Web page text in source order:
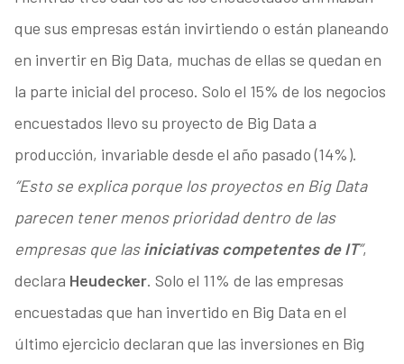
que sus empresas están invirtiendo o están planeando
en invertir en Big Data, muchas de ellas se quedan en
la parte inicial del proceso. Solo el 15% de los negocios
encuestados llevo su proyecto de Big Data a
producción, invariable desde el año pasado (14%).
“Esto se explica porque los proyectos en Big Data
parecen tener menos prioridad dentro de las
empresas que lasiniciativas competentes de IT”,
declara Heudecker. Solo el 11% de las empresas
encuestadas que han invertido en Big Data en el
último ejercicio declaran que las inversiones en Big